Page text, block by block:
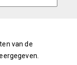
van de